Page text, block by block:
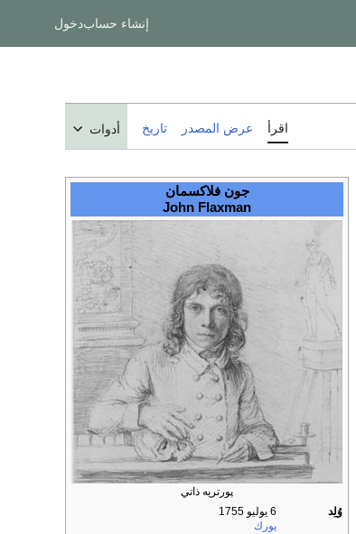
إنشاء حسابدخول
اقرأ عرض المصدر تاريخ أدوات
جون فلاكسمان
John Flaxman
پورتريه ذاتي
وُلِد
6 يوليو 1755
يورك